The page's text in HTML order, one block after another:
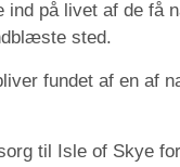
på livet af de få
sted.
fundet af en af
til Isle of Skye